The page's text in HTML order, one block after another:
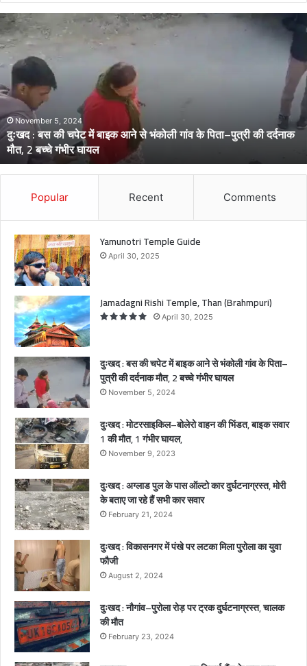
दुः
ख
द
:
स
च
पे
में
बा
आ
November 5, 2024
दुःखद : बस की चपेट में बाइक आने से भंकोली गांव के पिता–पुत्री की दर्दनाक
मौत, 2 बच्चे गंभीर घायल
Popular Recent Comments
Yamunotri Temple Guide
April 30, 2025
Jamadagni Rishi Temple, Than (Brahmpuri)
April 30, 2025
दुःखद : बस की चपेट में बाइक आने से भंकोली गांव के पिता–
पुत्री की दर्दनाक मौत, 2 बच्चे गंभीर घायल
November 5, 2024
दुःखद : मोटरसाइकिल–बोलेरो वाहन की भिंडत, बाइक सवार
1 की मौत, 1 गंभीर घायल,
November 9, 2023
दुःखद : अग्लाड पुल के पास ऑल्टो कार दुर्घटनाग्रस्त, मोरी
के बताए जा रहे हैं सभी कार सवार
February 21, 2024
दुःखद : विकासनगर में पंखे पर लटका मिला पुरोला का युवा
फौजी
August 2, 2024
दुःखद : नौगांव–पुरोला रोड़ पर ट्रक दुर्घटनाग्रस्त, चालक
की मौत
February 23, 2024